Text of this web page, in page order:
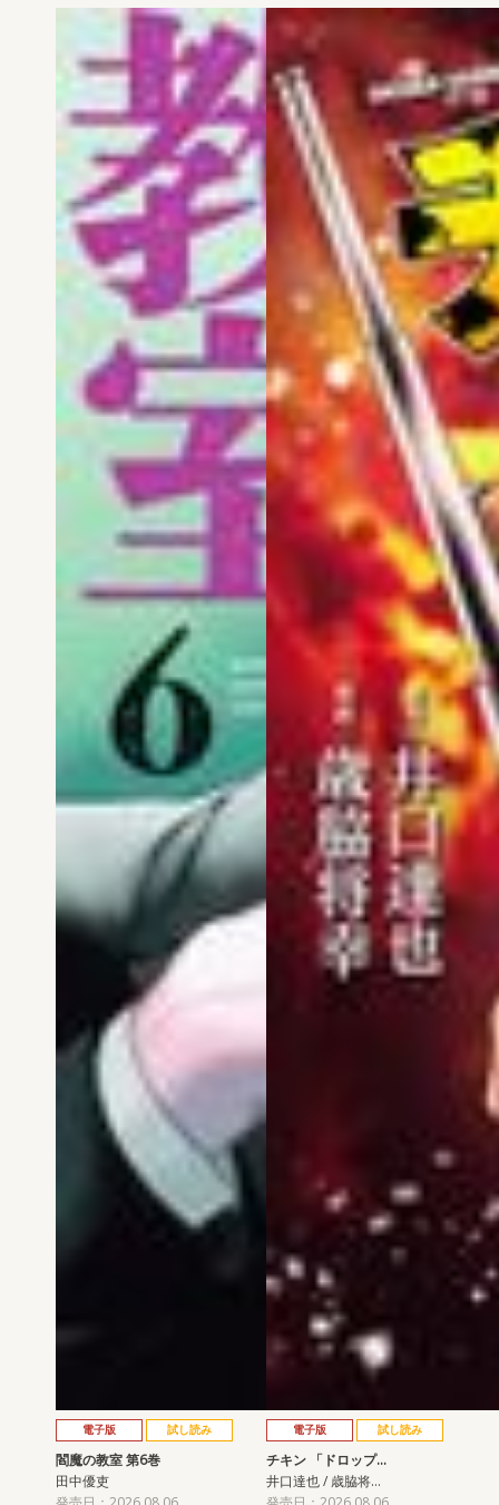
電子版 試し読み
閻魔の教室 第6巻
田中優吏
電子版 試し読み
チキン 「ドロップ…
井口達也 / 歳脇将…